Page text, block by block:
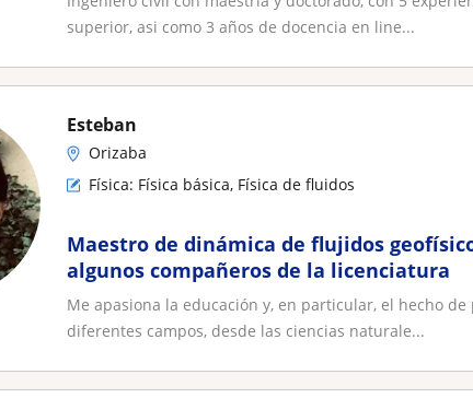
superior, asi como 3 años de docencia en line...
Esteban
Orizaba
Física: Física básica, Física de fluidos
Maestro de dinámica de flujidos
algunos compañeros de la licenciatura
Me apasiona la educación y, en particular, el hecho
diferentes campos, desde las ciencias naturale...